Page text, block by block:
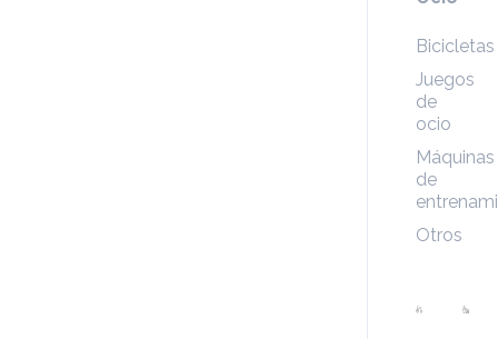
Bicicletas
Juegos
de
ocio
Máquinas
de
Otros